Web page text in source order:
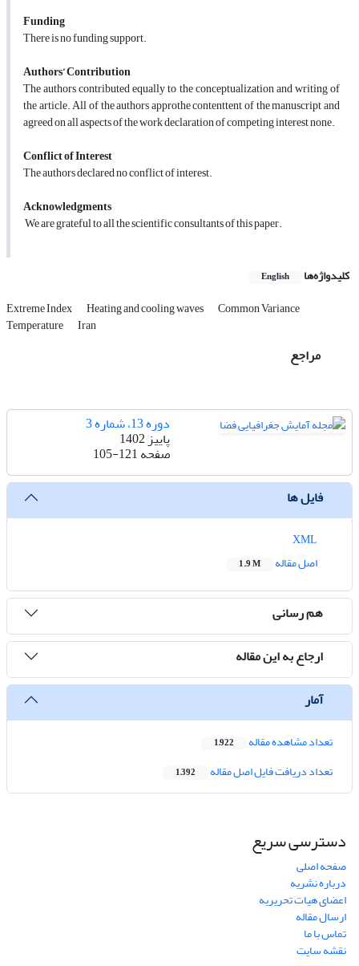
Funding
There is no funding support.
Authors’ Contribution
The authors contributed equally to the conceptualization and writing of
the article. All of the authors approthe contenttent of the manuscript and
agreed on all aspects of the work declaration of competing interest none.
Conflict of Interest
The authors declared no conflict of interest.
Acknowledgments
We are grateful to all the scientific consultants of this paper.
کلیدواژه‌ها English
Extreme Index Heating and cooling waves Common Variance
Temperature Iran
مراجع
دوره 13، شماره 3
پاییز 1402
صفحه105-121
فایل ها
اصل مقاله
1.9 M
هم رسانی
ارجاع به این مقاله
آمار
تعداد مشاهده مقاله 1,922
تعداد دریافت فایل اصل مقاله 1,392
دسترسی سریع
صفحه اصلی
درباره نشریه
اعضای هیات تحریریه
ارسال مقاله
تماس با ما
نقشه سایت